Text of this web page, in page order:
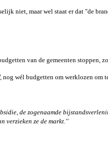
niet, maar wel staat er dat "de
van de gemeenten stoppen,
wél budgetten om werklozen om
de zogenaamde
verzieken ze de markt.''